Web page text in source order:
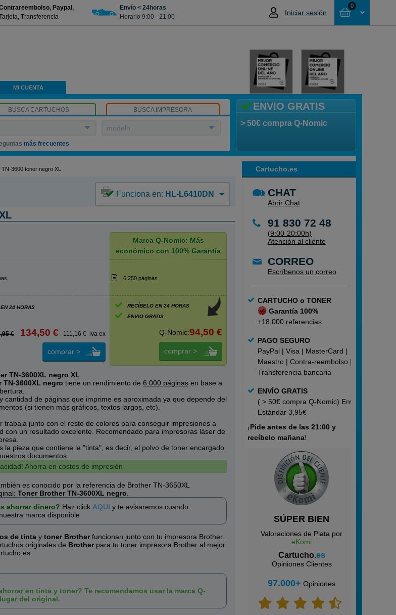
Paypal,
Transferencia
Envío < 24horas
Horario 9:00 - 21:00
Iniciar sesión
0
NO HAS SELECCIONADO NINGÚN
MI CUENTA
ENVIO GRATIS
> 50€ compra Q-Nomic
BUSCA CARTUCHOS BUSCA IMPRESORA
modelo
más frecuentes
Cartucho.es
CHAT
Abrir Chat
91 830 72 48
(9:00-20:00h)
Atención al cliente
CORREO
Escríbenos un correo
CARTUCHO o TONER
Garantía 100%
+18.000 referencias
PAGO SEGURO
PayPal | Visa | MasterCard |
Maestro | Contra-reembolso |
Transferencia bancaria
ENVÍO GRATIS
( > 50€ compra Q-Nomic) Envío
Estándar 3,95€
¡Pide antes de las 21:00 y
recíbelo mañana!
SÚPER BIEN
Valoraciones de Plata por
eKomi
Cartucho.es
Opiniones Clientes
97.000+ Opiniones
TN-3600 toner negro XL
Funciona en: HL-L6410DN
Marca Q-Nomic: Más
económico con 100% Garantía
6.250 páginas
24 HORAS
€ 134,50 € 111,16 € iva ex
comprar >
RECÍBELO EN 24 HORAS
ENVIO GRATIS
Q-Nomic:94,50 €
comprar >
TN-3600XL negro XL
TN-3600XL negro tiene un rendimiento de6.000 páginas en base a
cantidad de páginas que imprime es aproximada ya que depende del
(si tienen más gráficos, textos largos, etc).
trabaja junto con el resto de colores para conseguir impresiones a
con un resultado excelente. Recomendado para impresoras láser de
la pieza que contiene la "tinta", es decir, el polvo de toner encargado
documentos.
Ahorra en costes de impresión
es conocido por la referencia de Brother TN-3650XL
Toner Brother TN-3600XL negro
ahorrar dinero? Haz click AQUI y te avisaremos cuando
marca disponible
de tinta ytoner Brotherfuncionan junto con tu impresora Brother.
originales de Brotherpara tu toner impresora Brother al mejor
en tinta y toner? Te recomendamos usar la marca Q-
del original.